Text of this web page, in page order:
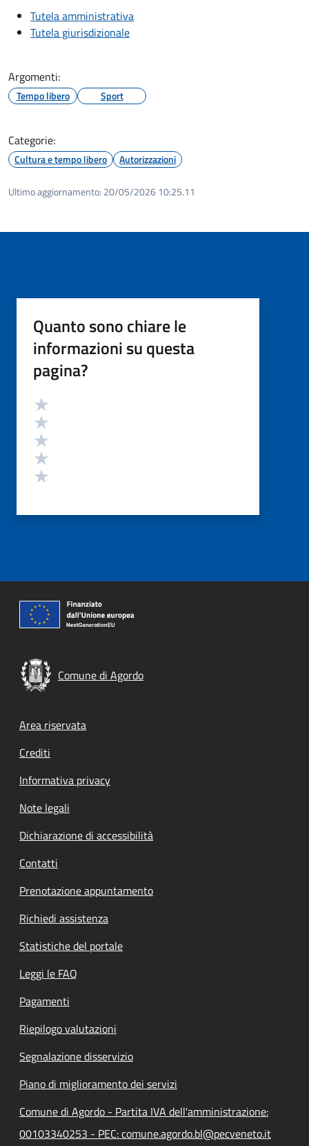
Tutela amministrativa
Tutela giurisdizionale
Argomenti:
Tempo libero Sport
Categorie:
Cultura e tempo libero Autorizzazioni
Ultimo aggiornamento: 20/05/2026 10:25.11
Quanto sono chiare le
informazioni su questa
pagina?
Valutazione
Comune di Agordo
Footer menu
Area riservata
Crediti
Informativa privacy
Note legali
Dichiarazione di accessibilità
Contatti
Prenotazione appuntamento
Richiedi assistenza
Statistiche del portale
Leggi le FAQ
Pagamenti
Riepilogo valutazioni
Segnalazione disservizio
Piano di miglioramento dei servizi
Comune di Agordo - Partita IVA dell'amministrazione:
00103340253 - PEC: comune.agordo.bl@pecveneto.it